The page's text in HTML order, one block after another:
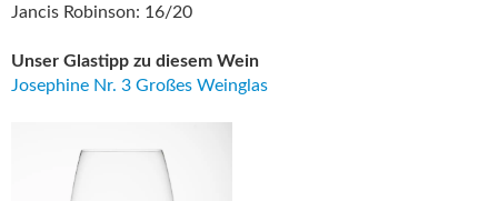
Jancis Robinson: 16/20
Unser Glastipp zu diesem Wein
Josephine Nr. 3 Großes Weinglas